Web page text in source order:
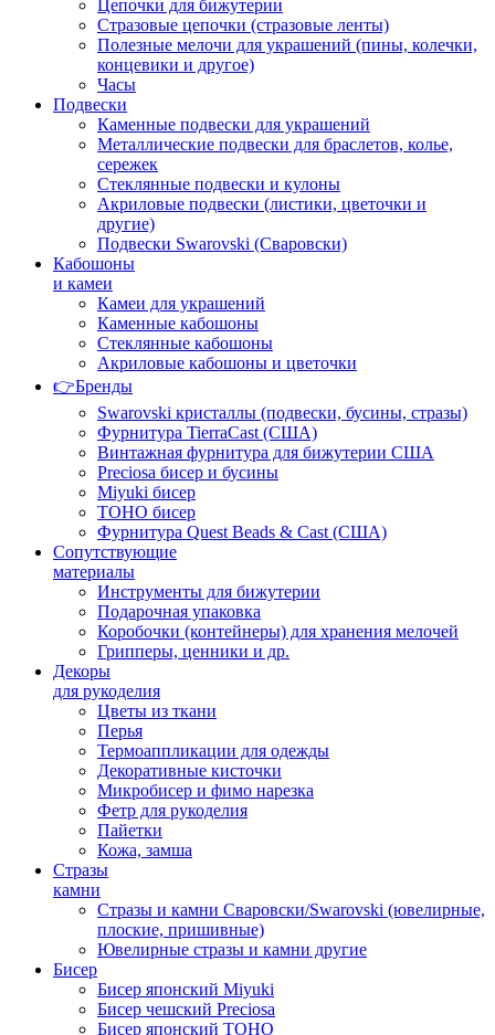
Цепочки для бижутерии
Стразовые цепочки (стразовые ленты)
Полезные мелочи для украшений (пины, колечки,
концевики и другое)
Часы
Подвески
Каменные подвески для украшений
Металлические подвески для браслетов, колье,
сережек
Стеклянные подвески и кулоны
Акриловые подвески (листики, цветочки и
другие)
Подвески Swarovski (Сваровски)
Кабошоны
и камеи
Камеи для украшений
Каменные кабошоны
Стеклянные кабошоны
Акриловые кабошоны и цветочки
👉Бренды
Swarovski кристаллы (подвески, бусины, стразы)
Фурнитура TierraCast (США)
Винтажная фурнитура для бижутерии США
Preciosa бисер и бусины
Miyuki бисер
TOHO бисер
Фурнитура Quest Beads & Cast (США)
Сопутствующие
материалы
Инструменты для бижутерии
Подарочная упаковка
Коробочки (контейнеры) для хранения мелочей
Грипперы, ценники и др.
Декоры
для рукоделия
Цветы из ткани
Перья
Термоаппликации для одежды
Декоративные кисточки
Микробисер и фимо нарезка
Фетр для рукоделия
Пайетки
Кожа, замша
Стразы
камни
Стразы и камни Сваровски/Swarovski (ювелирные,
плоские, пришивные)
Ювелирные стразы и камни другие
Бисер
Бисер японский Miyuki
Бисер чешский Preciosa
Бисер японский TOHO